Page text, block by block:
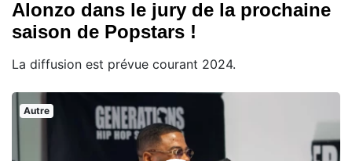
Alonzo dans le jury de la prochaine
saison de Popstars !
La diffusion est prévue courant 2024.
Autre